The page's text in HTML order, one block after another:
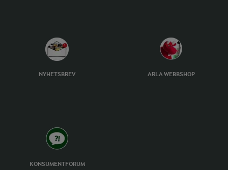
NYHETSBREV ARLA WEBBSHOP
KONSUMENTFORUM